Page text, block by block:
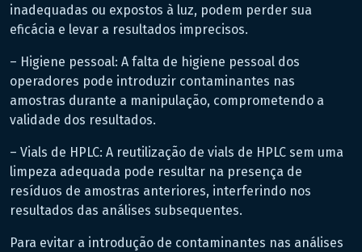
inadequadas ou expostos à luz, podem perder sua
eficácia e levar a resultados imprecisos.
– Higiene pessoal: A falta de higiene pessoal dos
operadores pode introduzir contaminantes nas
amostras durante a manipulação, comprometendo a
validade dos resultados.
– Vials de HPLC: A reutilização de vials de HPLC sem uma
limpeza adequada pode resultar na presença de
resíduos de amostras anteriores, interferindo nos
resultados das análises subsequentes.
Para evitar a introdução de contaminantes nas análises